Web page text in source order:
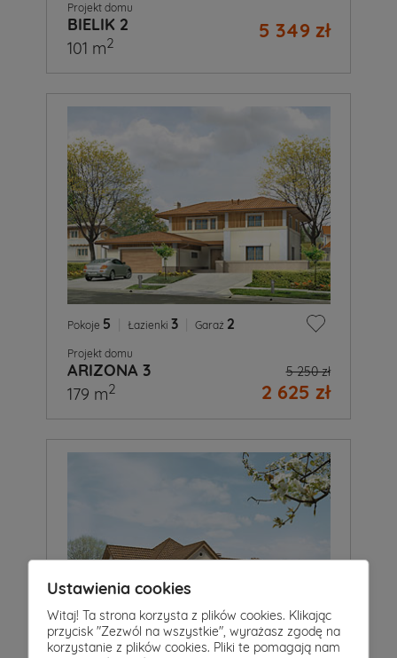
Projekt domu
BIELIK 2 5 349 zł
101 m2
Pokoje 5 Łazienki 3 Garaż 2
Projekt domu
ARIZONA 3 5 250 zł
2 625 zł
179 m2
Ustawienia cookies
Witaj! Ta strona korzysta z plików cookies. Klikając
przycisk "Zezwól na wszystkie", wyrażasz zgodę na
korzystanie z plików cookies. Pliki te pomagają nam